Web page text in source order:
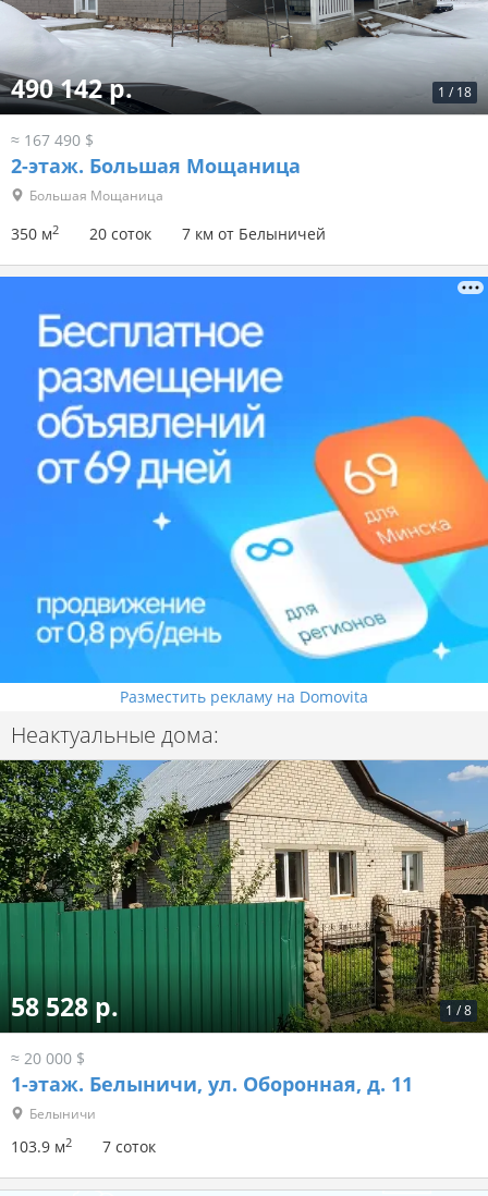
1 / 18
490 142 р.
≈ 167 490 $
2-этаж. Большая Мощаница
Большая Мощаница
350 м2 20 соток 7 км от Белыничей
Разместить рекламу на Domovita
Неактуальные дома:
1 /8
58 528 р.
≈ 20 000 $
1-этаж. Белыничи, ул. Оборонная, д. 11
Белыничи
103.9 м2 7 соток